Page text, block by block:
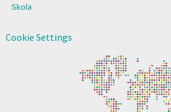
Skola
Cookie Settings